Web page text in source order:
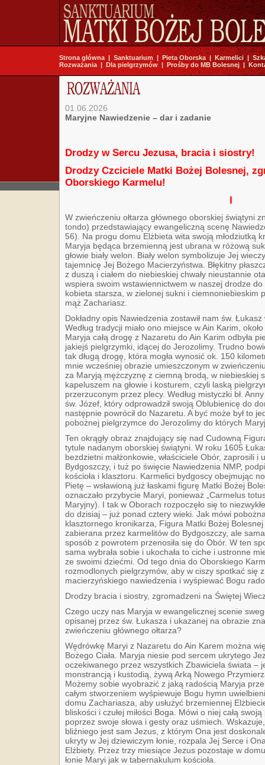
Strona główna | Sanktuarium|Pieta Oborska|Karmelici|
Rozważania | Dla pielgrzymów | Prośby do MB Bolesnej|
01.06.2026
Maryjne Nawiedzenie – dar i zadanie
Drodzy w Sercu Jezusa, bracia i siostry!
Drodzy Czciciele Matki Bożej Bolesnej,
Oborskiego Karmelu!
I
W zwieńczeniu ołtarza głównego oborskiej świątyni
tondo) przedstawiający ewangeliczną scenę
56). Na progu domu Elżbieta wita swoją młodziutką
Maryja będąca brzemienną jest ubrana w różową
głowie biały welon. Biały welon symbolizuje Jej
tajemnicę Jej Bożego Macierzyństwa. Błękitny
z duszą i ciałem do niebieskiej chwały nieustannie
wspiera swoim wstawiennictwem w naszej drodze
kobieta starsza, w zielonej sukni i ciemnoniebieskim
mąż Zachariasz.
Dokładny opis Nawiedzenia zostawił nam św.
Według tradycji miało ono miejsce w Ain Karim,
Maryja całą drogę z Nazaretu do Ain Karim odbyła
jakiejś pielgrzymki, idącej do Jerozolimy. Trudno
tak długą drogę, która mogła wynosić ok. 150
mnie wcześniej obrazie umieszczonym w
za Maryją mężczyznę z ciemną brodą, w niebieskiej
kapeluszem na głowie i kosturem, czyli laską
przerzuconym przez plecy. Według mistyczki bł.
św. Józef, który odprowadził swoją Oblubienicę do
następnie powrócił do Nazaretu. A być może był to
pobożnej pielgrzymce do Jerozolimy do których
Ten okrągły obraz znajdujący się nad Cudowną
tytule nadanym oborskiej świątyni. W roku 1605
bezdzietni małżonkowie, właściciele Obór, zaprosili i
Bydgoszczy, i tuż po święcie Nawiedzenia NMP,
kościoła i klasztoru. Karmelici bydgoscy obejmując
Pietę – wsławioną już łaskami figurę Matki Bożej
oznaczało przybycie Maryi, ponieważ „Carmelus
Maryjny). I tak w Oborach rozpoczęło się to
do dzisiaj – już ponad cztery wieki. Jak mówi
klasztornego kronikarza, Figura Matki Bożej
zabierana przez karmelitów do Bydgoszczy, ale
sposób z powrotem przenosiła się do Obór. W ten
sama wybrała sobie i ukochała to ciche i ustronne
ze swoimi dziećmi. Od tego dnia do Oborskiego
rozmodlonych pielgrzymów, aby w ciszy spotkać się
macierzyńskiego nawiedzenia i wyśpiewać Bogu
Drodzy bracia i siostry, zgromadzeni na Świętej
Czego uczy nas Maryja w ewangelicznej scenie
opisanej przez św. Łukasza i ukazanej na obrazie
zwieńczeniu głównego ołtarza?
Wędrówkę Maryi z Nazaretu do Ain Karem można
Bożego Ciała. Maryja niesie pod sercem ukrytego
oczekiwanego przez wszystkich Zbawiciela świata –
monstrancją i kustodią, żywą Arką Nowego
Możemy sobie wyobrazić z jaką radością Maryja
całym stworzeniem wyśpiewuje Bogu hymn
domu Zachariasza, aby usłużyć brzemiennej
bliskości i czułej miłości Boga. Mówi o niej całą
poprzez swoje słowa i gesty oraz uśmiech.
bliźniego jest sam Jezus, z którym Ona jest
ukryty w Jej dziewiczym łonie, rozpala Jej Serce i
Elżbiety. Przez trzy miesiące Jezus pozostaje w
łonie Maryi jak w tabernakulum kościoła.